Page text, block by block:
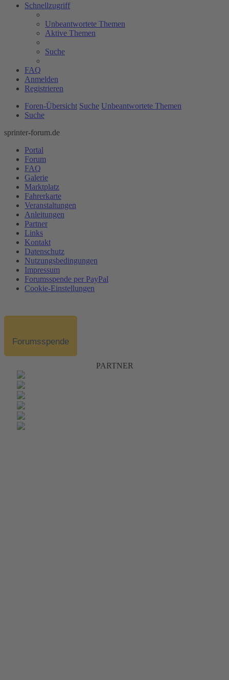
Schnellzugriff
Unbeantwortete Themen
Aktive Themen
Suche
FAQ
Anmelden
Registrieren
Foren-Übersicht Suche Unbeantwortete Themen
Suche
sprinter-forum.de
Portal
Forum
FAQ
Galerie
Marktplatz
Fahrerkarte
Veranstaltungen
Anleitungen
Partner
Links
Kontakt
Datenschutz
Nutzungsbedingungen
Impressum
Forumsspende per PayPal
Cookie-Einstellungen
Forumsspende
PARTNER